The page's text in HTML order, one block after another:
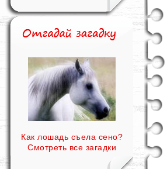
Как лошадь съела сено?
Смотреть все загадки